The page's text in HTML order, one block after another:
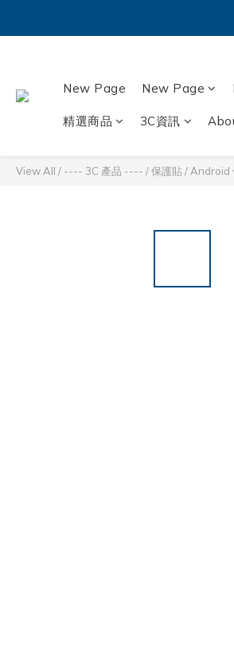
New Page New Page
精選商品 3C資訊
View All / ---- 3C 產品 ---- /保護貼/ Android